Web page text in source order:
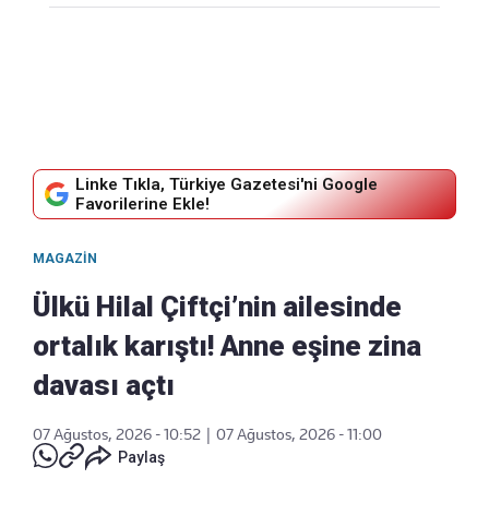
Linke Tıkla, Türkiye Gazetesi'ni Google
Favorilerine Ekle!
MAGAZIN
Ülkü Hilal Çiftçi’nin ailesinde
ortalık karıştı! Anne eşine zina
davası açtı
07 Ağustos, 2026 - 10:52 | 07 Ağustos, 2026 - 11:00
Paylaş